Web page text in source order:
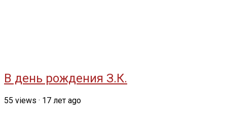
В день рождения З.К.
55 views · 17 лет ago